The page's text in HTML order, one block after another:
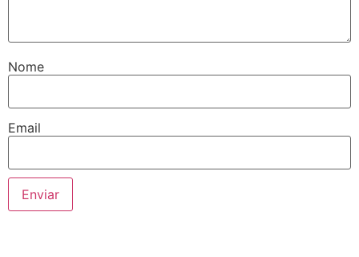
Nome
Email